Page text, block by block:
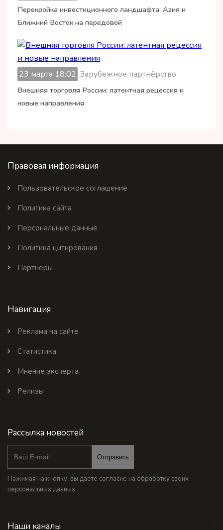
Перекройка инвестиционного ландшафта: Азия и
Ближний Восток на передовой
23 марта 18:02 Зарубежное партнёрство
Внешняя торговля России: латентная рецессия и
новые направления
Правовая информация
Пользовательское соглашение
Политика сайта
Персональные данные
Политика цитирования
Партнеры
Навигация
Реклама на сайте
Статистика
Мнение эксперта
Релизы
Рассылка новостей
Отправить
Нажимая на кнопку, вы даете согласие на обработку своих
персональных данных
Наши каналы